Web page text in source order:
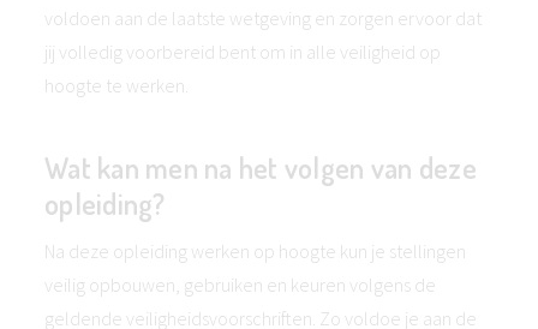
voldoen aan de laatste wetgeving en zorgen ervoor dat
jij volledig voorbereid bent om in alle veiligheid op
hoogte te werken.
Wat kan men na het volgen van deze
opleiding?
Na deze opleiding werken op hoogte kun je stellingen
veilig opbouwen, gebruiken en keuren volgens de
geldende veiligheidsvoorschriften. Zo voldoe je aan de